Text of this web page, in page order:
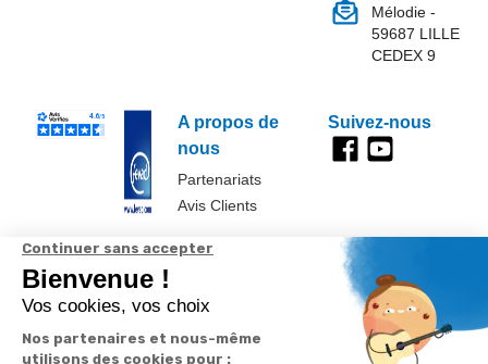
A propos de
nous
Partenariats
Avis Clients
Mélodie -
59687 LILLE
CEDEX 9
Suivez-nous
Données
personnelles et
cookies
Paramétrer
les cookies
Conditions
générales de